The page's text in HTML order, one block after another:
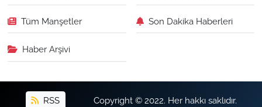
Tüm Manşetler Son Dakika Haberleri
Haber Arşivi
RSS Copyright © 2022. Her hakkı saklıdır.